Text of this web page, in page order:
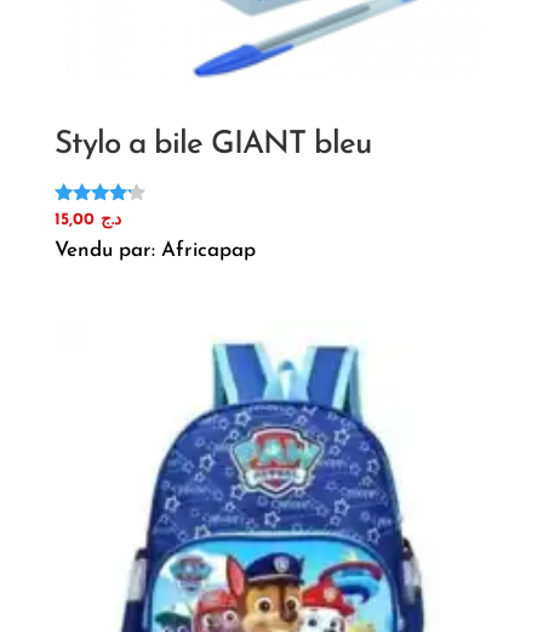
Stylo a bile GIANT bleu
Note
sur 5
د.ج 15,00
Vendu par: Africapap